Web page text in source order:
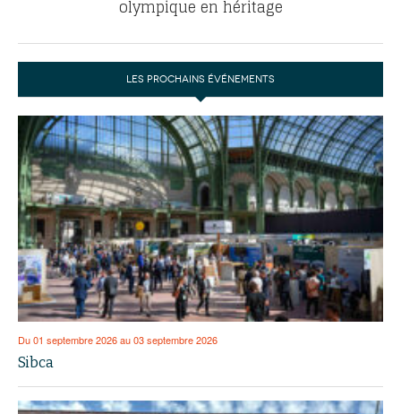
olympique en héritage
LES PROCHAINS ÉVÉNEMENTS
Du 01 septembre 2026 au 03 septembre 2026
Sibca